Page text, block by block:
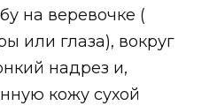
на веревочке (
или глаза), вокруг
надрез и,
кожу сухой